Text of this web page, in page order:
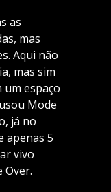
as
mas
Aqui não
mas sim
um espaço
Mode
já no
apenas 5
vivo
Over.